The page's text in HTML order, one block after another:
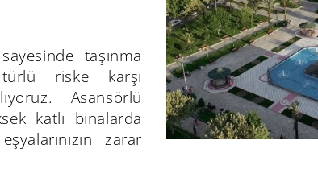
taşınma
riske karşı
Asansörlü
katlı binalarda
zarar